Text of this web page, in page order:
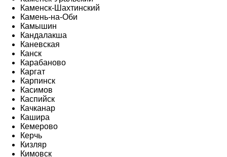
Каменск-Шахтинский
Камень-на-Оби
Камышин
Кандалакша
Каневская
Канск
Карабаново
Каргат
Карпинск
Касимов
Каспийск
Качканар
Кашира
Кемерово
Керчь
Кизляр
Кимовск